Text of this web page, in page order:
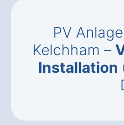
PV
Kelchham –
Installation